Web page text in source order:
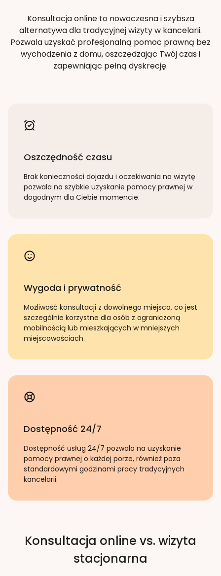
Konsultacja online to nowoczesna i szybsza
alternatywa dla tradycyjnej wizyty w kancelarii.
Pozwala uzyskać profesjonalną pomoc prawną bez
wychodzenia z domu, oszczędzając Twój czas i
zapewniając pełną dyskrecję.
Oszczędność czasu
Brak konieczności dojazdu i oczekiwania na wizytę
pozwala na szybkie uzyskanie pomocy prawnej w
dogodnym dla Ciebie momencie.
Wygoda i prywatność
Możliwość konsultacji z dowolnego miejsca, co jest
szczególnie korzystne dla osób z ograniczoną
mobilnością lub mieszkających w mniejszych
miejscowościach.
Dostępność 24/7
Dostępność usług 24/7 pozwala na uzyskanie
pomocy prawnej o każdej porze, również poza
standardowymi godzinami pracy tradycyjnych
kancelarii.
Konsultacja online vs. wizyta
stacjonarna